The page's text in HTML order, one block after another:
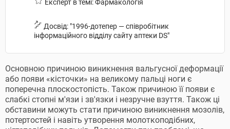
Експерт в темі: Фармакологія
Досвід: "1996-дотепер — співробітник
інформаційного відділу сайту аптеки DS"
Основною причиною виникнення вальгусної деформації
або появи «кісточки» на великому пальці ноги є
поперечна плоскостопість. Також причиною її появи є
слабкі стопні м'язи і зв'язки і незручне взуття. Також ці
обставини можуть стати причиною виникнення мозолів,
потертостей і навіть утворення молоткоподібних,